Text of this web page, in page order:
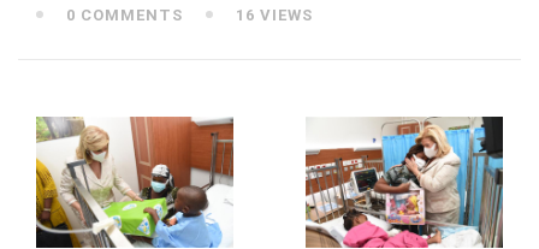
0 COMMENTS
16 VIEWS